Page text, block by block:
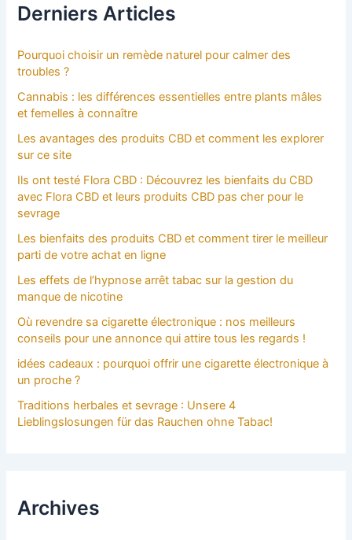
Derniers Articles
Pourquoi choisir un remède naturel pour calmer des
troubles ?
Cannabis : les différences essentielles entre plants mâles
et femelles à connaître
Les avantages des produits CBD et comment les explorer
sur ce site
Ils ont testé Flora CBD : Découvrez les bienfaits du CBD
avec Flora CBD et leurs produits CBD pas cher pour le
sevrage
Les bienfaits des produits CBD et comment tirer le meilleur
parti de votre achat en ligne
Les effets de l’hypnose arrêt tabac sur la gestion du
manque de nicotine
Où revendre sa cigarette électronique : nos meilleurs
conseils pour une annonce qui attire tous les regards !
idées cadeaux : pourquoi offrir une cigarette électronique à
un proche ?
Traditions herbales et sevrage : Unsere 4
Lieblingslosungen für das Rauchen ohne Tabac!
Archives